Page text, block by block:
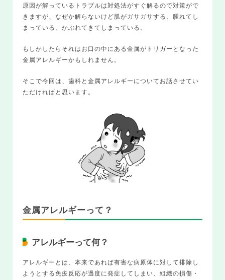
原因が解っているトラブルは対処法がすぐ解るので対策がで
きますが、なぜか解らないけど肌がガサガサする、腫れてし
まっている、かぶれてきてしまっている。
もしかしたらそれはお口の中にある金属がトリガーとなった
金属アレルギーかもしれません。
そこで今回は、歯科と金属アレルギーについてお話させてい
ただければと思います。
金属アレルギーって？
アレルギーって何？
アレルギーとは、本来であれば有害な病原体に対して排除し
ようとする免疫反応が過度に発症してしまい、組織の損傷・